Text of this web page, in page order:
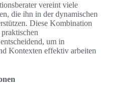
vereint viele
die ihn in der dynamischen
Diese Kombination
um in
Kontexten effektiv arbeiten